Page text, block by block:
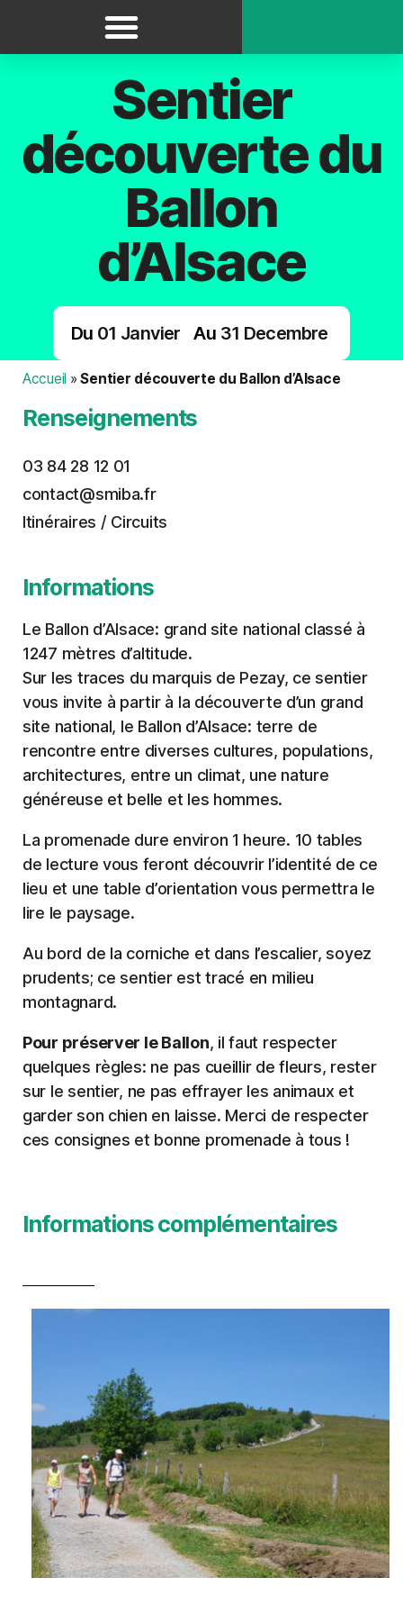
Itinéraires / Circuits
Sentier
découverte du
Ballon
d’Alsace
Du 01 Janvier Au 31 Decembre
Accueil »Sentier découverte du Ballon d’Alsace
Renseignements
03 84 28 12 01
contact@smiba.fr
Itinéraires / Circuits
Informations
Le Ballon d’Alsace: grand site national classé à
1247 mètres d’altitude.
Sur les traces du marquis de Pezay, ce sentier
vous invite à partir à la découverte d’un grand
site national, le Ballon d’Alsace: terre de
rencontre entre diverses cultures, populations,
architectures, entre un climat, une nature
généreuse et belle et les hommes.
La promenade dure environ 1 heure. 10 tables
de lecture vous feront découvrir l’identité de ce
lieu et une table d’orientation vous permettra le
lire le paysage.
Au bord de la corniche et dans l’escalier, soyez
prudents; ce sentier est tracé en milieu
montagnard.
Pour préserver le Ballon, il faut respecter
quelques règles: ne pas cueillir de fleurs, rester
sur le sentier, ne pas effrayer les animaux et
garder son chien en laisse. Merci de respecter
ces consignes et bonne promenade à tous !
Informations complémentaires